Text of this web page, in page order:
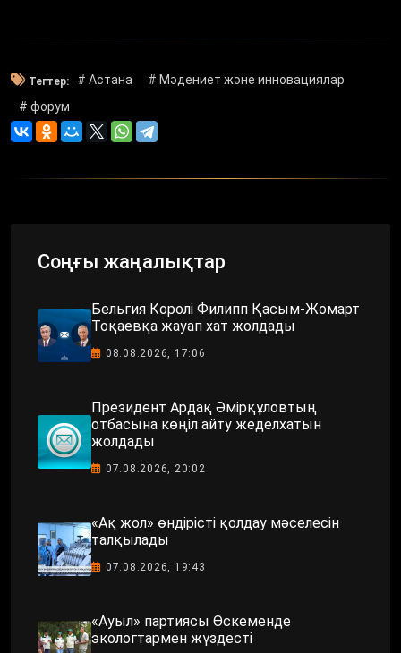
Тегтер: # Астана
# Мәдениет және инновациялар
# форум
Соңғы жаңалықтар
Бельгия Королі Филипп Қасым-Жомарт
Тоқаевқа жауап хат жолдады
08.08.2026, 17:06
Президент Ардақ Әмірқұловтың
отбасына көңіл айту жеделхатын
жолдады
07.08.2026, 20:02
«Ақ жол» өндірісті қолдау мәселесін
талқылады
07.08.2026, 19:43
«Ауыл» партиясы Өскеменде
экологтармен жүздесті